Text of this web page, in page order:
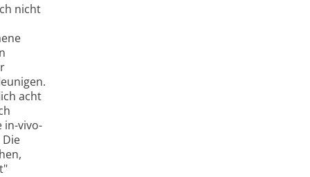
nicht
acht
in-vivo-